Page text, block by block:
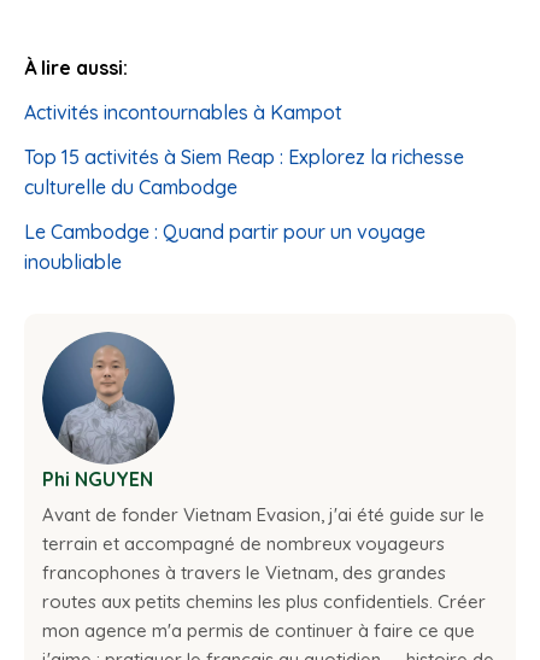
À lire aussi:
Activités incontournables à Kampot
Top 15 activités à Siem Reap : Explorez la richesse
culturelle du Cambodge
Le Cambodge : Quand partir pour un voyage
inoubliable
Phi NGUYEN
Avant de fonder Vietnam Evasion, j'ai été guide sur le
terrain et accompagné de nombreux voyageurs
francophones à travers le Vietnam, des grandes
routes aux petits chemins les plus confidentiels. Créer
mon agence m'a permis de continuer à faire ce que